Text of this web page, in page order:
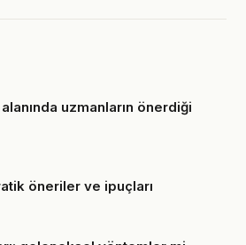
uzmanların önerdiği
öneriler ve ipuçları